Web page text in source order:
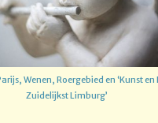
Wenen, Roergebied en ‘Kunst
Zuidelijkst Limburg’